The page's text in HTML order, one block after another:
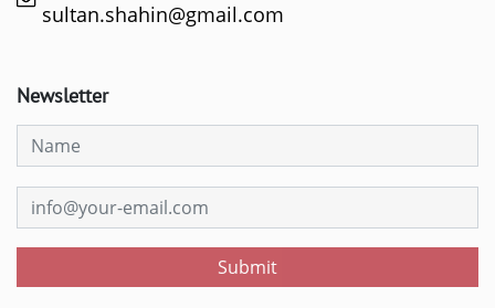
sultan.shahin@gmail.com
Newsletter
Submit